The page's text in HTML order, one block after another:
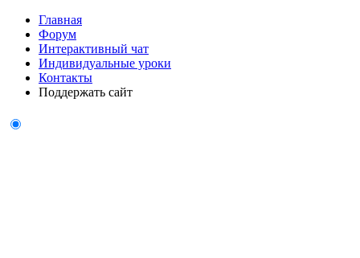
Главная
Форум
Интерактивный чат
Индивидуальные уроки
Контакты
Поддержать сайт